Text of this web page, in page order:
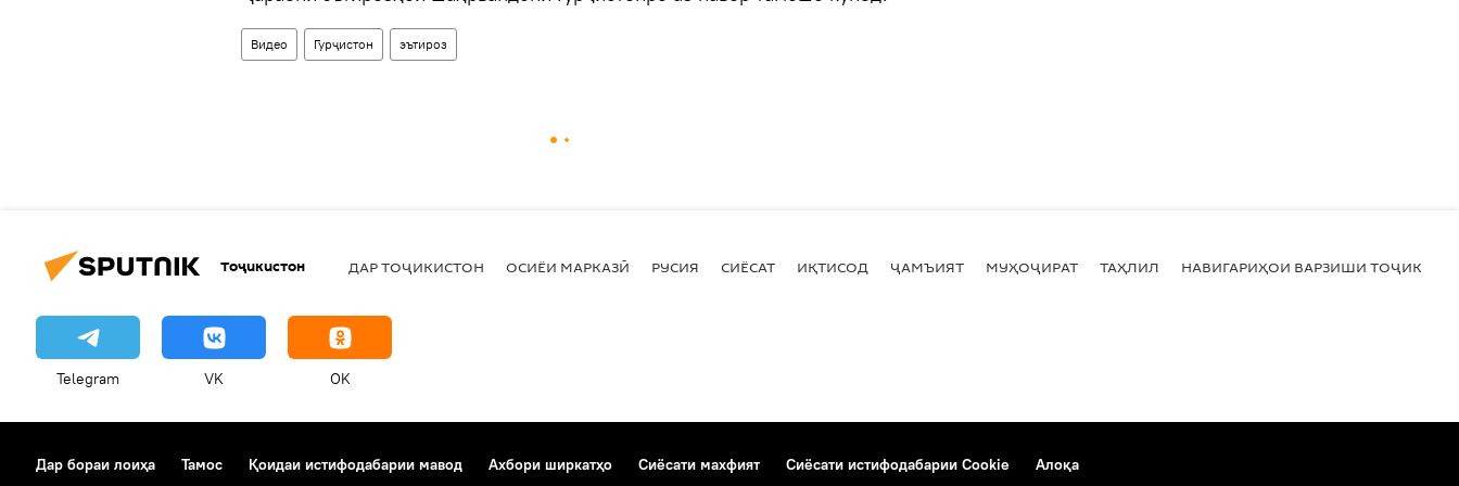
Видео Гурҷистон эътироз
Тоҷикистон ДАР ТОҶИКИСТОН ОСИЁИ МАРКАЗӢ РУСИЯ СИЁСАТ ИҚТИСОД ҶАМЪИЯТ МУҲОҶИРАТ ТАҲЛИЛ НАВИГАРИҲОИ ВАРЗИШИ
Telegram VK OK
Дар бораи лоиҳа Тамос Қоидаи истифодабарии мавод Ахбори ширкатҳо Сиёсати махфият Сиёсати истифодабарии Cookie Алоқа